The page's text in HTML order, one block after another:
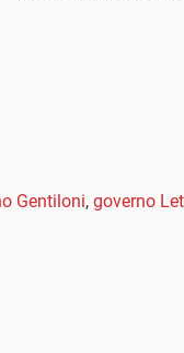
Gentiloni, governo